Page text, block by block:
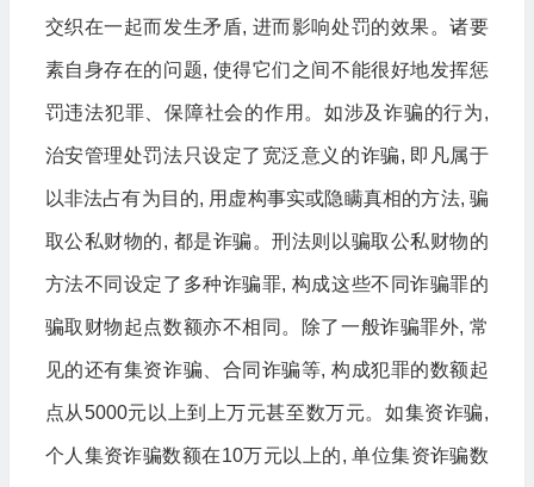
交织在一起而发生矛盾, 进而影响处罚的效果。诸要
素自身存在的问题, 使得它们之间不能很好地发挥惩
罚违法犯罪、保障社会的作用。如涉及诈骗的行为,
治安管理处罚法只设定了宽泛意义的诈骗, 即凡属于
以非法占有为目的, 用虚构事实或隐瞒真相的方法, 骗
取公私财物的, 都是诈骗。刑法则以骗取公私财物的
方法不同设定了多种诈骗罪, 构成这些不同诈骗罪的
骗取财物起点数额亦不相同。除了一般诈骗罪外, 常
见的还有集资诈骗、合同诈骗等, 构成犯罪的数额起
点从5000元以上到上万元甚至数万元。如集资诈骗,
个人集资诈骗数额在10万元以上的, 单位集资诈骗数